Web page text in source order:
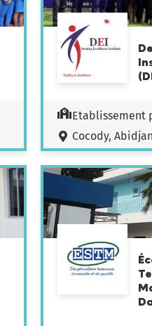
Etablissement
Cocody, Abidjan